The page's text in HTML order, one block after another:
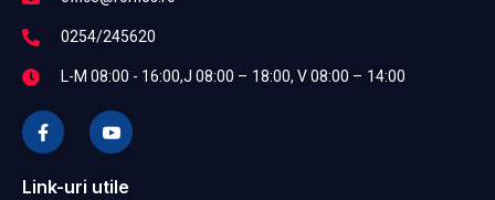
0254/245620
L-M 08:00 - 16:00,J 08:00 – 18:00, V 08:00 – 14:00
Link-uri utile